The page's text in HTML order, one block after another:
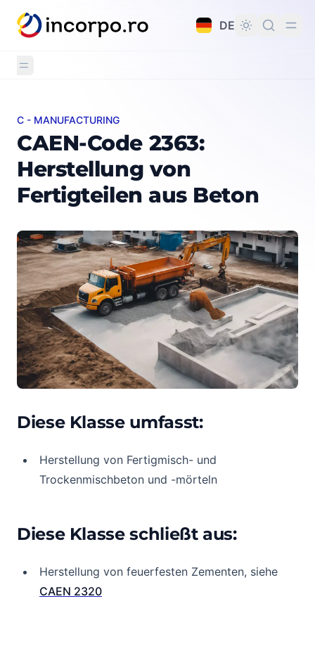
springen
DE
CAEN-Code 2363: Herstellung von Fertigteilen aus
C - MANUFACTURING
CAEN-Code 2363:
Herstellung von
Fertigteilen aus Beton
Diese Klasse umfasst:
Herstellung von Fertigmisch- und
Trockenmischbeton und -mörteln
Diese Klasse schließt aus:
Herstellung von feuerfesten Zementen, siehe
CAEN 2320